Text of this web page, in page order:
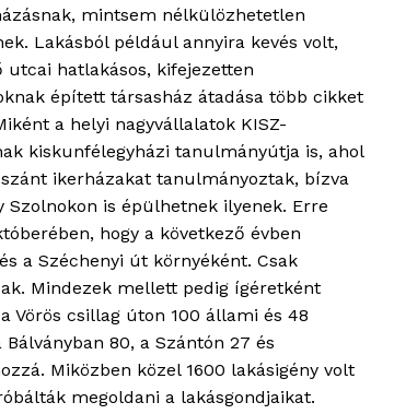
mintsem nélkülözhetetlen
Lakásból például annyira kevés volt,
utcai hatlakásos, kifejezetten
épített társasház átadása több cikket
a helyi nagyvállalatok KISZ-
kiskunfélegyházi tanulmányútja is, ahol
ikerházakat tanulmányoztak, bízva
Szolnokon is épülhetnek ilyenek. Erre
hogy a következő évben
a Széchenyi út környéként. Csak
Mindezek mellett pedig ígéretként
Vörös csillag úton 100 állami és 48
80, a Szántón 27 és
Miközben közel 1600 lakásigény volt
megoldani a lakásgondjaikat.